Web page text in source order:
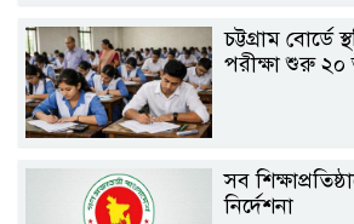
চট্টগ্রাম
পরীক্ষা শুরু
সব
নির্দেশনা